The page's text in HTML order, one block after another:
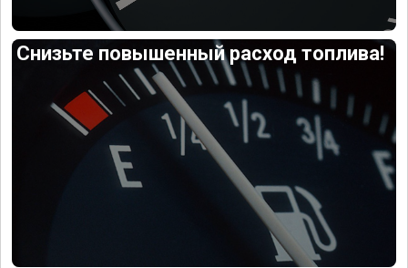
Снизьте повышенный расход топлива!